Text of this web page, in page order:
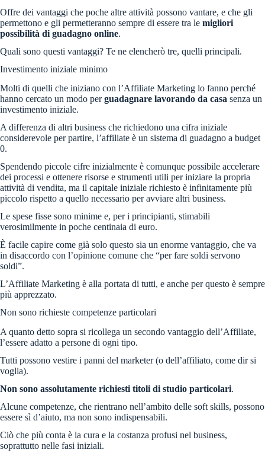
Offre dei vantaggi che poche altre attività possono vantare, e che gli
permettono e gli permetteranno sempre di essere tra le migliori
possibilità di guadagno online.
Quali sono questi vantaggi? Te ne elencherò tre, quelli principali.
Investimento iniziale minimo
Molti di quelli che iniziano con l’Affiliate Marketing lo fanno perché
hanno cercato un modo perguadagnare lavorando da casa senza un
investimento iniziale.
A differenza di altri business che richiedono una cifra iniziale
considerevole per partire, l’affiliate è un sistema di guadagno a budget
0.
Spendendo piccole cifre inizialmente è comunque possibile accelerare
dei processi e ottenere risorse e strumenti utili per iniziare la propria
attività di vendita, ma il capitale iniziale richiesto è infinitamente più
piccolo rispetto a quello necessario per avviare altri business.
Le spese fisse sono minime e, per i principianti, stimabili
verosimilmente in poche centinaia di euro.
È facile capire come già solo questo sia un enorme vantaggio, che va
in disaccordo con l’opinione comune che “per fare soldi servono
soldi”.
L’Affiliate Marketing è alla portata di tutti, e anche per questo è sempre
più apprezzato.
Non sono richieste competenze particolari
A quanto detto sopra si ricollega un secondo vantaggio dell’Affiliate,
l’essere adatto a persone di ogni tipo.
Tutti possono vestire i panni del marketer (o dell’affiliato, come dir si
voglia).
Non sono assolutamente richiesti titoli di studio particolari.
Alcune competenze, che rientrano nell’ambito delle soft skills, possono
essere sì d’aiuto, ma non sono indispensabili.
Ciò che più conta è la cura e la costanza profusi nel business,
soprattutto nelle fasi iniziali.